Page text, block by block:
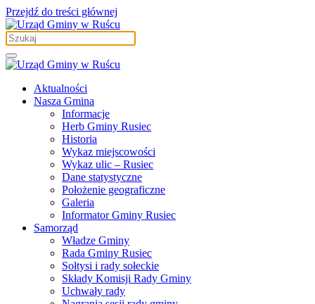
Przejdź do treści głównej
Aktualności
Nasza Gmina
Informacje
Herb Gminy Rusiec
Historia
Wykaz miejscowości
Wykaz ulic – Rusiec
Dane statystyczne
Położenie geograficzne
Galeria
Informator Gminy Rusiec
Samorząd
Władze Gminy
Rada Gminy Rusiec
Sołtysi i rady sołeckie
Składy Komisji Rady Gminy
Uchwały rady